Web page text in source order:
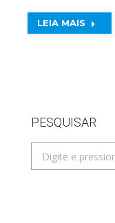
LEIA MAIS
PESQUISAR
Search: